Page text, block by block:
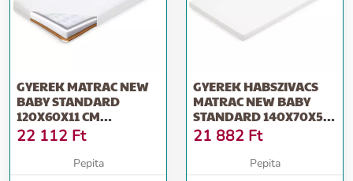
GYEREK MATRAC NEW
BABY STANDARD
120X60X11 CM
HAJDINA-HABSZIVACS-
K...
22 112 Ft
Pepita
GYEREK HABSZIVACS
MATRAC NEW BABY
STANDARD 140X70X5
CM FEHÉR
21 882 Ft
Pepita